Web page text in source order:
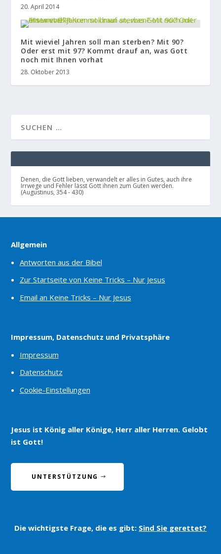
20. April 2014
Mit wieviel Jahren soll man sterben? Mit 90?
Oder erst mit 97? Kommt drauf an, was Gott
noch mit Ihnen vorhat
28. Oktober 2013
Denen, die Gott lieben, verwandelt er alles in Gutes, auch ihre
Irrwege und Fehler lässt Gott ihnen zum Guten werden.
(Augustinus, 354 - 430)
Allgemein
Antworten aus der Bibel
Zur Startseite von Keine Tricks – Nur Jesus
Email an Keine Tricks – Nur Jesus
Impressum, Datenschutz und Privatsphäre
Impressum
Datenschutz
Cookie-Einstellungen
Jesus ist König aller Könige, Herr aller Herren. Gelobt
ist Gott!
UNTERSTÜTZUNG
Die wichtigste Frage, die es gibt: Sind Sie gerettet?